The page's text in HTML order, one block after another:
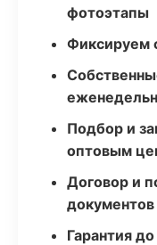
фотоэтапы
Фиксируем
Подбор и
оптовым
Договор и
документов
Гарантия